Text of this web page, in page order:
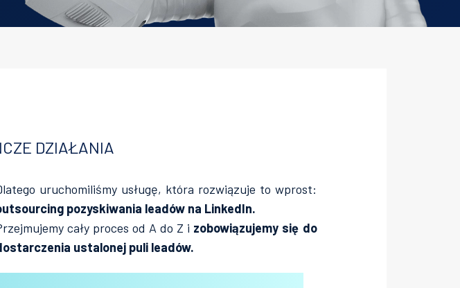
DZIAŁANIA
uruchomiliśmy usługę, która rozwiązuje to wprost:
pozyskiwania leadów na LinkedIn.
cały proces od A do Z i zobowiązujemy się do
ustalonej puli leadów.